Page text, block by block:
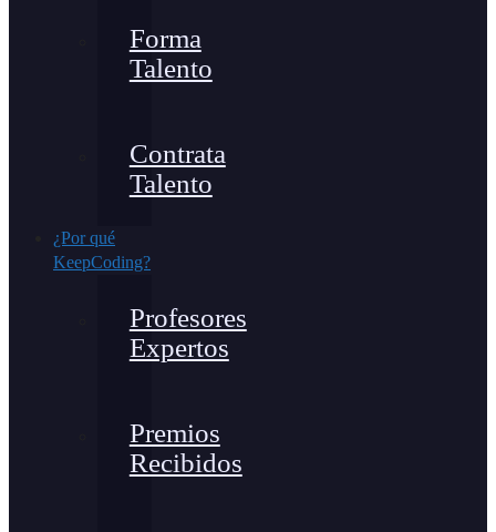
Forma
Talento
Contrata
Talento
¿Por qué
KeepCoding?
Profesores
Expertos
Premios
Recibidos